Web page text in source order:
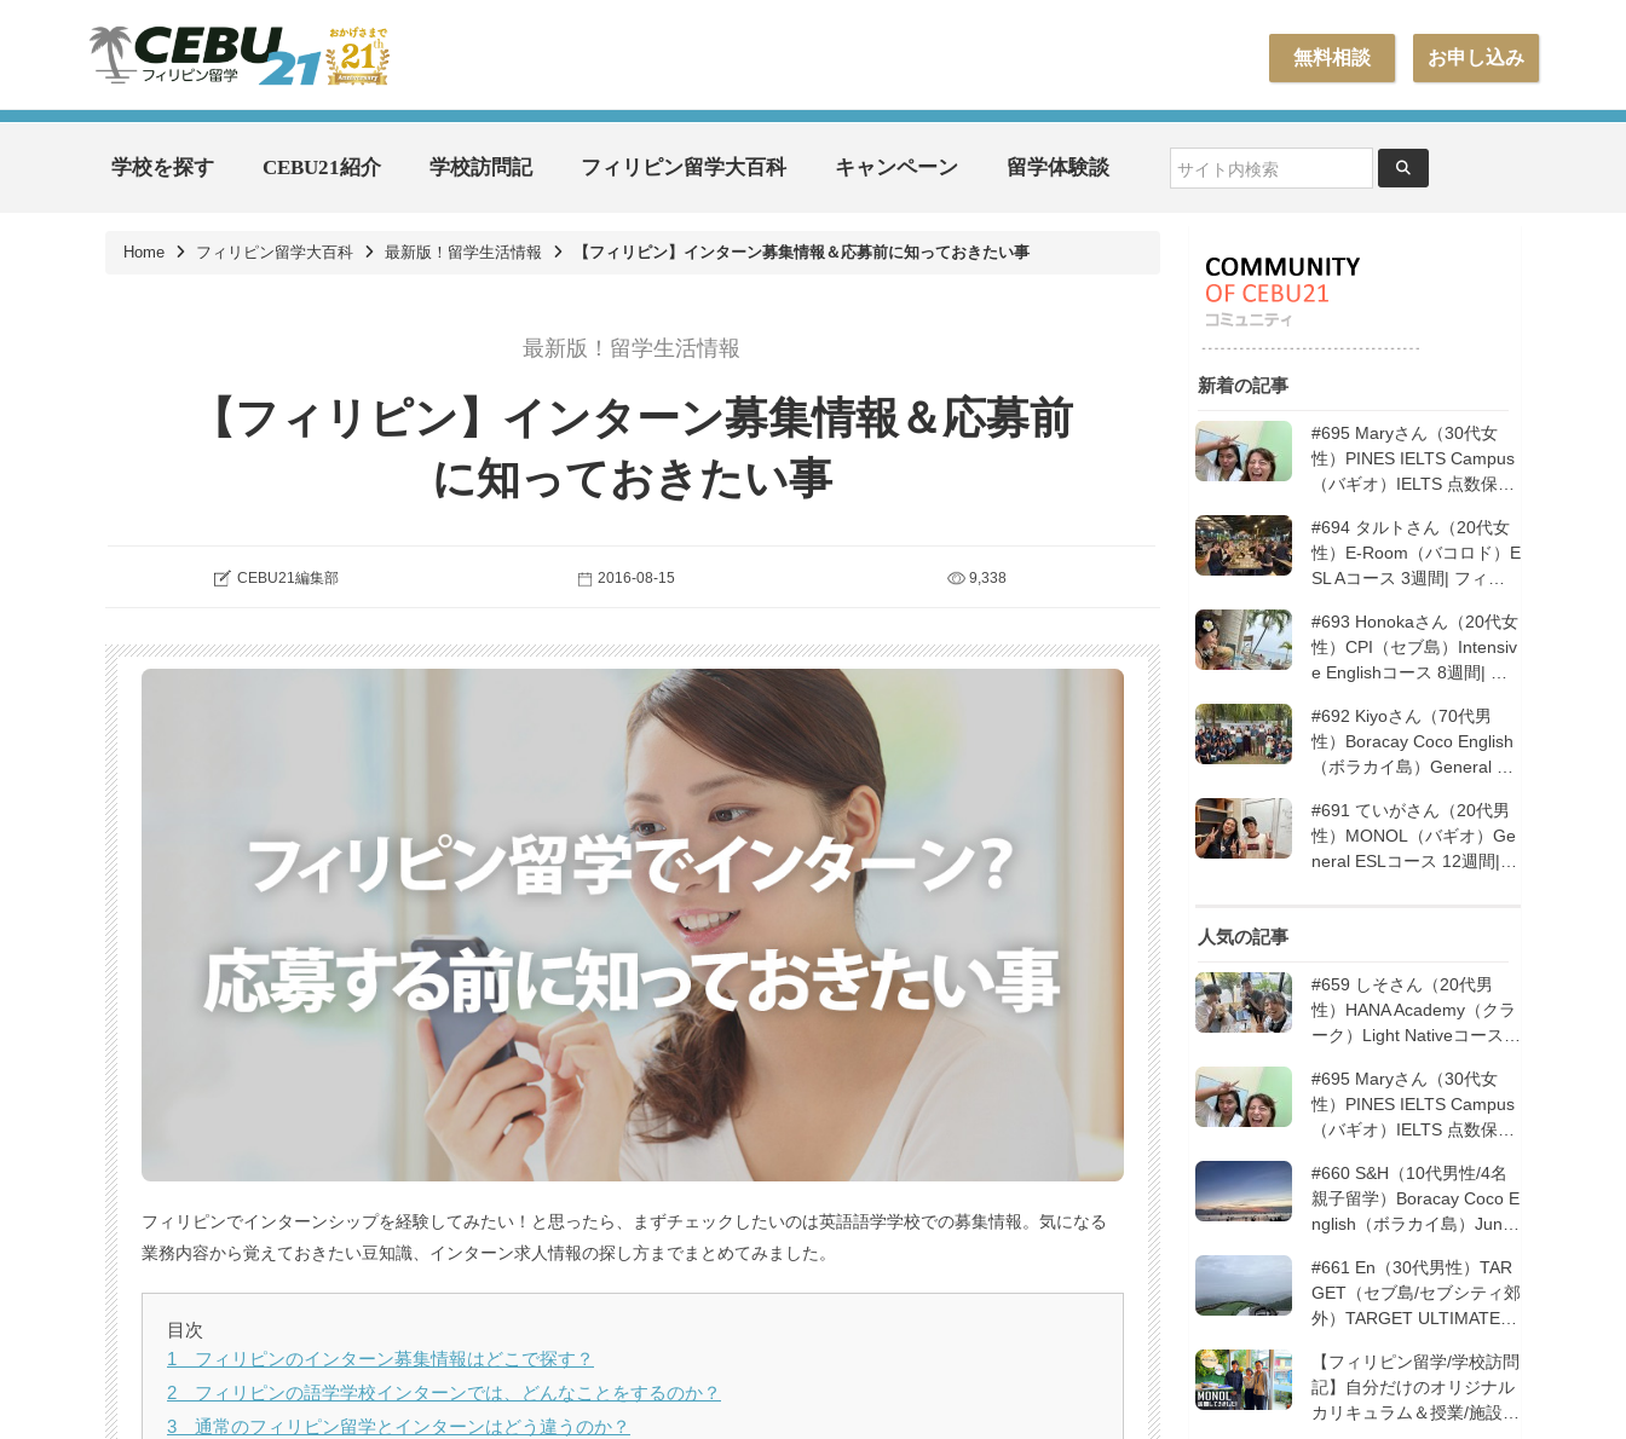
お申し込み
無料相談
学校を探す CEBU21紹介 学校訪問記 フィリピン留学大百科 キャンペーン 留学体験談
Home フィリピン留学大百科 最新版！留学生活情報 【フィリピン】インターン募集情報＆応募前に知っておきたい事
最新版！留学生活情報
【フィリピン】インターン募集情報＆応募前
に知っておきたい事
CEBU21編集部 2016-08-15 9,338
フィリピンでインターンシップを経験してみたい！と思ったら、まずチェックしたいのは英語語学学校での募集情報。気になる
業務内容から覚えておきたい豆知識、インターン求人情報の探し方までまとめてみました。
目次
1 フィリピンのインターン募集情報はどこで探す？
2 フィリピンの語学学校インターンでは、どんなことをするのか？
3 通常のフィリピン留学とインターンはどう違うのか？
新着の記事
#695 Maryさん（30代女
性）PINES IELTS Campus
（バギオ）IELTS 点数保証
#694 タルトさん（20代女
性）E-Room（バコロド）E
SL Aコース 3週間| フィリ
#693 Honokaさん（20代女
性）CPI（セブ島）Intensiv
e Englishコース 8週間| フ
#692 Kiyoさん（70代男
性）Boracay Coco English
（ボラカイ島）General En
ピン留学5回目リピータ
ー）| フィリピン留学
#691 ていがさん（20代男
性）MONOL（バギオ）Ge
neral ESLコース 12週間|
人気の記事
#659 しそさん（20代男
性）HANA Academy（クラ
ーク）Light Nativeコース 4
#695 Maryさん（30代女
性）PINES IELTS Campus
（バギオ）IELTS 点数保証
#660 S&H（10代男性/4名
親子留学）Boracay Coco E
nglish（ボラカイ島）Junio
ン留学
#661 En（30代男性）TAR
GET（セブ島/セブシティ郊
外）TARGET ULTIMATE 8
留学
【フィリピン留学/学校訪問
記】自分だけのオリジナル
カリキュラム＆授業/施設の